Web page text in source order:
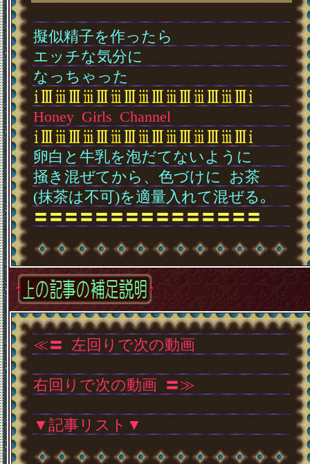
擬似精子を作ったら
エッチな気分に
なっちゃった
Honey Girls Channel
卵白と牛乳を泡だてないように
掻き混ぜてから、色づけに お茶
(抹茶は不可)を適量入れて混ぜる｡
〓〓〓〓〓〓〓〓〓〓〓〓〓〓〓
･
≪〓 左回りで次の動画
右回りで次の動画 〓≫
▼記事リスト▼